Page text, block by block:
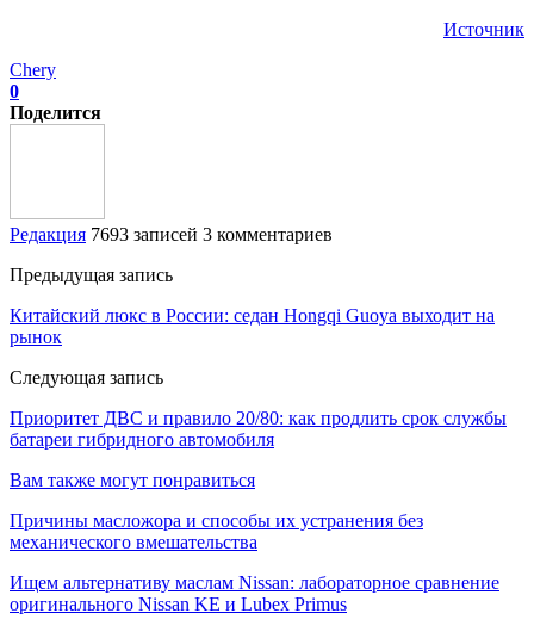
Источник
Chery
0
Поделится
Редакция 7693 записей 3 комментариев
Предыдущая запись
Китайский люкс в России: седан Hongqi Guoya выходит на
рынок
Следующая запись
Приоритет ДВС и правило 20/80: как продлить срок службы
батареи гибридного автомобиля
Вам также могут понравиться
Причины масложора и способы их устранения без
механического вмешательства
Ищем альтернативу маслам Nissan: лабораторное сравнение
оригинального Nissan KE и Lubex Primus